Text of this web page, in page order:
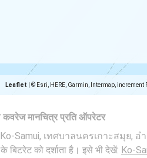
Leaflet © Esri, HERE, Garmin, Intermap, increment
कवरेज मानचित्र प्रति ऑपरेटर
Samui, เทศบาลนครเกาะสมุย, อำ
बिटरेट को दर्शाता है। इसे भी देखें: Ko-